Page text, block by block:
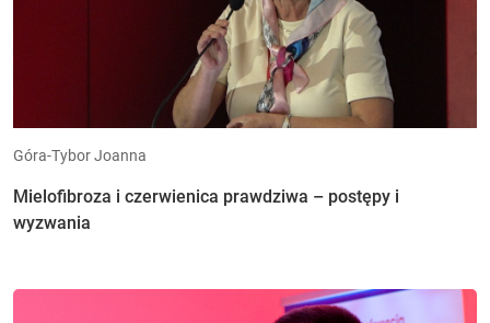
Góra-Tybor Joanna
Mielofibroza i czerwienica prawdziwa – postępy i
wyzwania